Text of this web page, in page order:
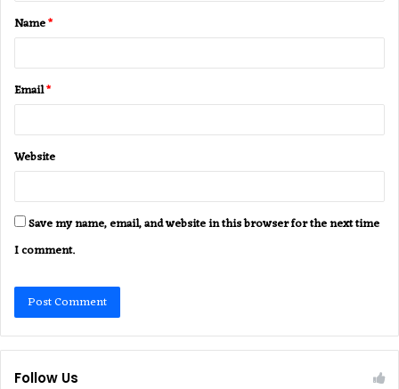
*
Name*
Email*
Website
Save my name, email, and website in this browser for the next time
I comment.
Follow Us